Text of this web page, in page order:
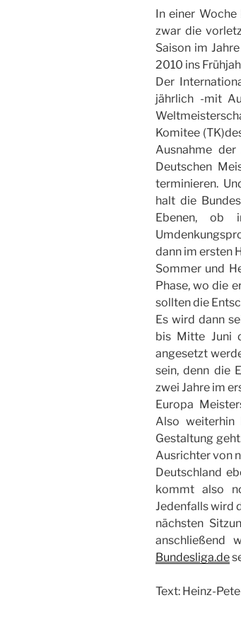
In einer
zwar die
Saison im
2010 ins
Der
jährlich -mit
Komitee
Ausnahme
Deutschen
terminieren.
halt die
Ebenen, ob
dann im ersten
Sommer und
Phase, wo die
sollten die
Es wird dann
bis Mitte Juni
angesetzt
sein, denn die
zwei Jahre im
Europa
Also weiterhin
Gestaltung
Ausrichter von
Deutschland
kommt also
Jedenfalls wird
nächsten
anschließend
Bundesliga.de
Text: Heinz-